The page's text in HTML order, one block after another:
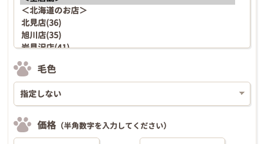
毛色
価格 （半角数字を入力してください）